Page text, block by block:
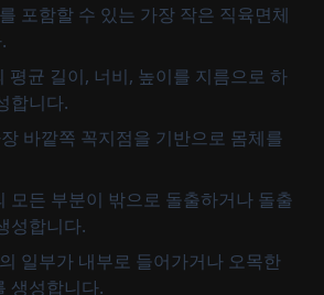
포함할 수 있는 가장 작은 직육면체
평균 길이, 너비, 높이를 지름으로 하
합니다.
바깥쪽 꼭지점을 기반으로 몸체를
모든 부분이 밖으로 돌출하거나 돌출
성합니다.
일부가 내부로 들어가거나 오목한
생성합니다.